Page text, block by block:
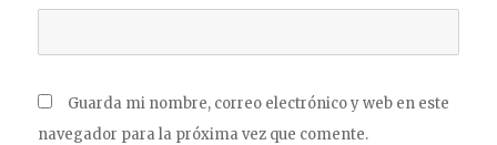
Guarda mi nombre, correo electrónico y web en este
navegador para la próxima vez que comente.